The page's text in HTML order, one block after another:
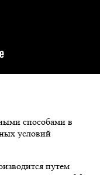
способами в
условий
путем